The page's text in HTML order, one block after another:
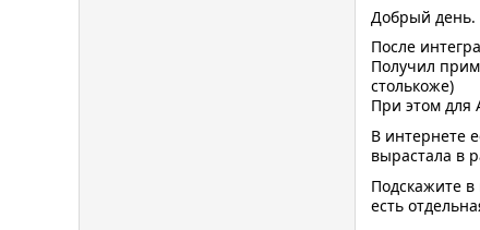
Добрый день.
После
Получил
столькоже)
При этом для
В интернете
вырастала в
Подскажите
есть